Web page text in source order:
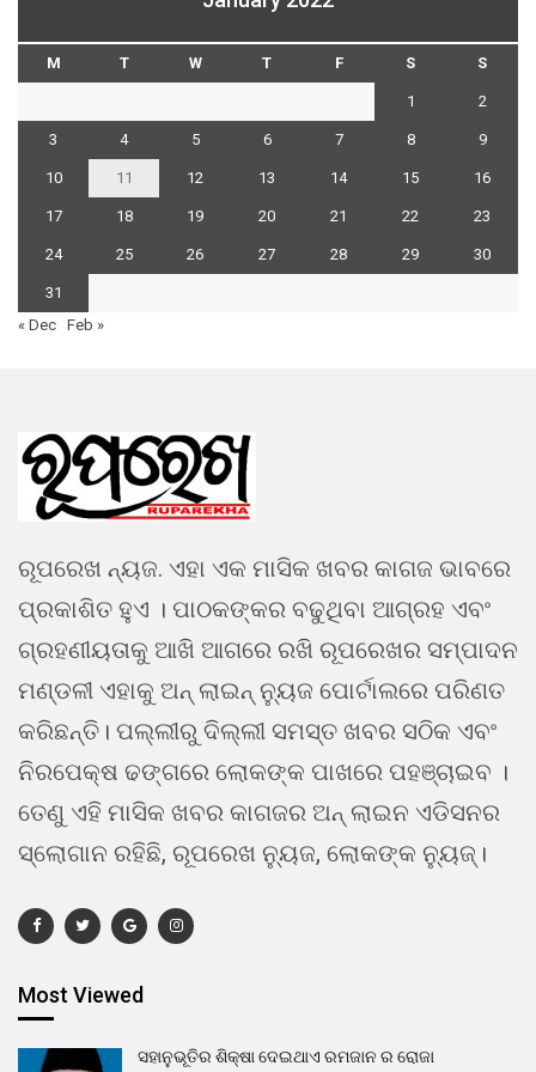
M T W T F S S
1 2
3 4 5 6 7 8 9
10 11 12 13 14 15 16
17 18 19 20 21 22 23
24 25 26 27 28 29 30
31
« Dec Feb »
ରୂପରେଖ ନ୍ୟଜ. ଏହା ଏକ ମାସିକ ଖବର କାଗଜ ଭାବରେ
ପ୍ରକାଶିତ ହୁଏ । ପାଠକଙ୍କର ବଢୁଥିବା ଆଗ୍ରହ ଏବଂ
ଗ୍ରହଣୀୟତାକୁ ଆଖି ଆଗରେ ରଖି ରୂପରେଖର ସମ୍ପାଦନ
ମଣ୍ଡଳୀ ଏହାକୁ ଅନ୍ ଲାଇନ୍ ନ୍ୟୁଜ ପୋର୍ଟାଲରେ ପରିଣତ
କରିଛନ୍ତି। ପଲ୍ଲୀରୁ ଦିଲ୍ଲୀ ସମସ୍ତ ଖବର ସଠିକ ଏବଂ
ନିରପେକ୍ଷ ଢଙ୍ଗରେ ଲୋକଙ୍କ ପାଖରେ ପହଞ୍ଚାଇବ ।
ତେଣୁ ଏହି ମାସିକ ଖବର କାଗଜର ଅନ୍ ଲାଇନ ଏଡିସନର
ସ୍ଲୋଗାନ ରହିଛି, ରୂପରେଖ ନ୍ୟୁଜ, ଲୋକଙ୍କ ନ୍ୟୁଜ୍।
Most Viewed
ସହାନୁଭୂତିର ଶିକ୍ଷା ଦେଇଥାଏ ରମଜାନ ର ରୋଜା